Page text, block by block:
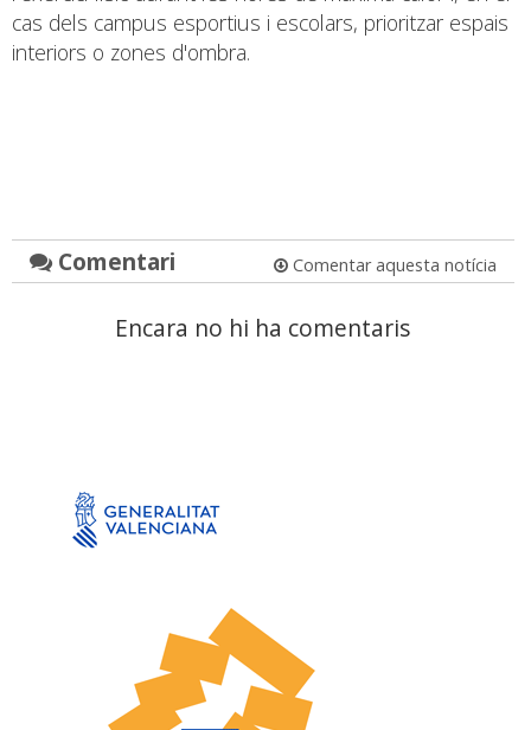
cas dels campus esportius i escolars, prioritzar espais
interiors o zones d'ombra.
Comentari Comentar aquesta notícia
Encara no hi ha comentaris